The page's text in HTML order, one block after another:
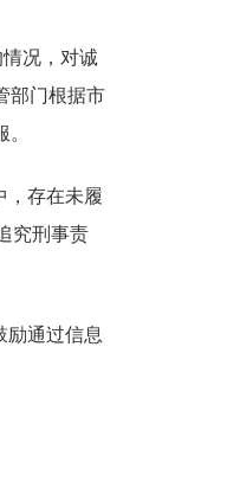
况，对诚
部门根据市
，存在未履
究刑事责
励通过信息